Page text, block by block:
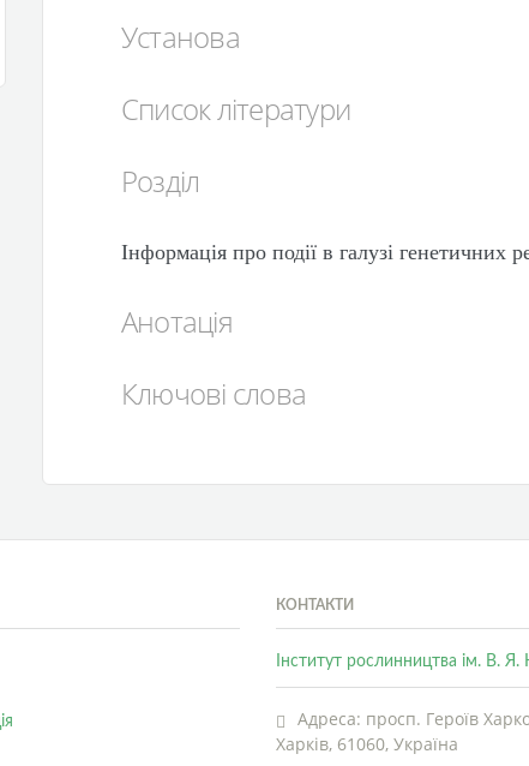
Установа
Список літератури
Розділ
Інформація про події в галузі генетичних
Анотація
Ключові слова
КОНТАКТИ
Інститут рослинництва ім. В.
Адреса: просп. Героїв
Харків, 61060, Україна